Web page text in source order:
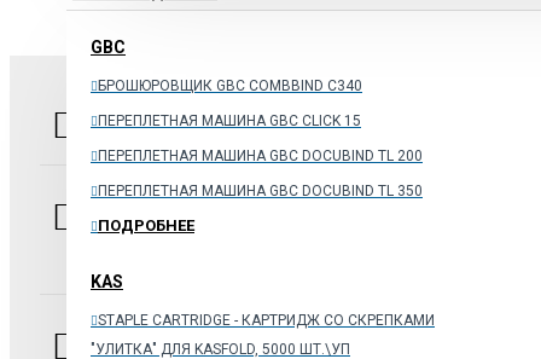
GBC
БРОШЮРОВЩИК GBC COMBBIND C340
ПЕРЕПЛЕТНАЯ МАШИНА GBC CLICK 15
ПЕРЕПЛЕТНАЯ МАШИНА GBC DOCUBIND TL 200
ПЕРЕПЛЕТНАЯ МАШИНА GBC DOCUBIND TL 350
ПОДРОБНЕЕ
KAS
STAPLE CARTRIDGE - КАРТРИДЖ СО СКРЕПКАМИ
"УЛИТКА" ДЛЯ KASFOLD, 5000 ШТ.\УП
стр. 1 оф.10 109518, г. Москва
ТЕЛ./ФАКС:+7 (926) 106-72-08 ,
ПРИЕМ ЗАКАЗОВс 9:00 до 18:00